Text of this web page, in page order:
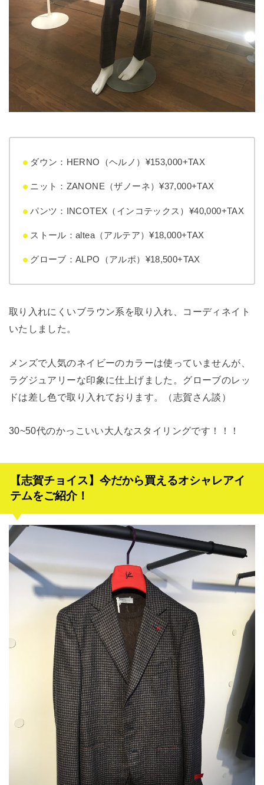
ダウン：HERNO（ヘルノ）¥153,000+TAX
ニット：ZANONE（ザノーネ）¥37,000+TAX
パンツ：INCOTEX（インコテックス）¥40,000+TAX
ストール：altea（アルテア）¥18,000+TAX
グローブ：ALPO（アルポ）¥18,500+TAX
取り入れにくいブラウン系を取り入れ、コーディネイト
いたしました。
メンズで人気のネイビーのカラーは使っていませんが、
ラグジュアリーな印象に仕上げました。グローブのレッ
ドは差し色で取り入れております。（志賀さん談）
30~50代のかっこいい大人なスタイリングです！！！
【志賀チョイス】今だから買えるオシャレアイ
テムをご紹介！